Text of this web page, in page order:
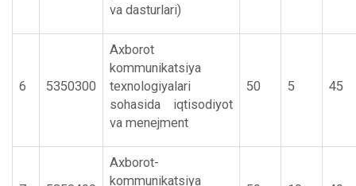
va dasturlari)
6 5350300
Axborot
kommunikatsiya
texnologiyalari
sohasida iqtisodiyot
va menejment
50 5 45
Axborot-
kommunikatsiya